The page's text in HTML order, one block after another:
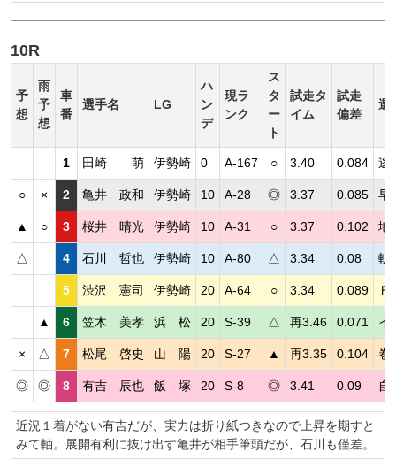
10R
予
想
雨
予
想
車
番
選手名 LG
ハ
ン
デ
現ラ
ンク
ス
タ
ー
ト
試走タ
イム
試走
偏差
選
1 田崎 萌 伊勢崎 0 A-167 ○ 3.40 0.084 逃
○ × 2 亀井 政和 伊勢崎 10 A-28 ◎ 3.37 0.085 早
▲ ○ 3 桜井 晴光 伊勢崎 10 A-31 ○ 3.37 0.102 地
△ 4 石川 哲也 伊勢崎 10 A-80 △ 3.34 0.08 軌
5 渋沢 憲司 伊勢崎 20 A-64 ○ 3.34 0.089
▲ 6 笠木 美孝 浜 松 20 S-39 △ 再3.46 0.071 イ
× △ 7 松尾 啓史 山 陽 20 S-27 ▲ 再3.35 0.104 巻
◎ ◎ 8 有吉 辰也 飯 塚 20 S-8 ◎ 3.41 0.09 自
近況１着がない有吉だが、実力は折り紙つきなので上昇を期すと
みて軸。展開有利に抜け出す亀井が相手筆頭だが、石川も僅差。